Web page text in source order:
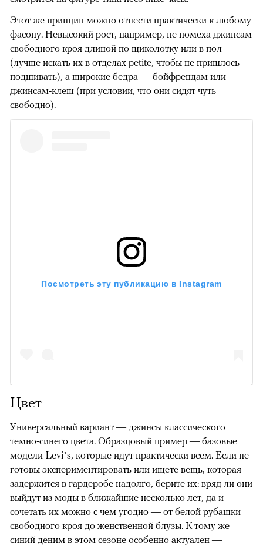
Этот же принцип можно отнести практически к любому
фасону. Невысокий рост, например, не помеха джинсам
свободного кроя длиной по щиколотку или в пол
(лучше искать их в отделах petite, чтобы не пришлось
подшивать), а широкие бедра — бойфрендам или
джинсам-клеш (при условии, что они сидят чуть
свободно).
Посмотреть эту публикацию в Instagram
Цвет
Универсальный вариант — джинсы классического
темно-синего цвета. Образцовый пример — базовые
модели Levi’s, которые идут практически всем. Если не
готовы экспериментировать или ищете вещь, которая
задержится в гардеробе надолго, берите их: вряд ли они
выйдут из моды в ближайшие несколько лет, да и
сочетать их можно с чем угодно — от белой рубашки
свободного кроя до женственной блузы. К тому же
синий деним в этом сезоне особенно актуален —